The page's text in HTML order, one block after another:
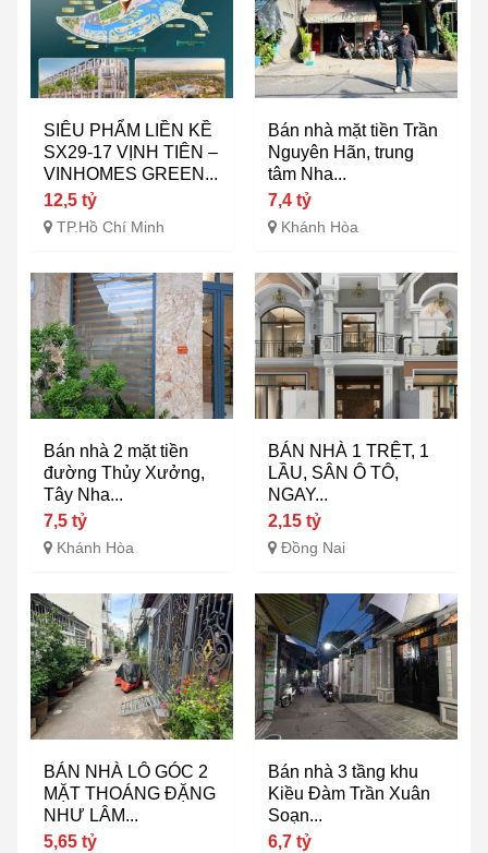
SIÊU PHẨM LIỀN KỀ
SX29-17 VỊNH TIÊN –
VINHOMES GREEN...
12,5 tỷ
TP.Hồ Chí Minh
Bán nhà mặt tiền Trần
Nguyên Hãn, trung
tâm Nha...
7,4 tỷ
Khánh Hòa
Bán nhà 2 mặt tiền
đường Thủy Xưởng,
Tây Nha...
7,5 tỷ
Khánh Hòa
BÁN NHÀ 1 TRỆT, 1
LẦU, SÂN Ô TÔ,
NGAY...
2,15 tỷ
Đồng Nai
BÁN NHÀ LÔ GÓC 2
MẶT THOÁNG ĐẶNG
NHƯ LÂM...
5,65 tỷ
Bán nhà 3 tầng khu
Kiều Đàm Trần Xuân
Soạn...
6,7 tỷ